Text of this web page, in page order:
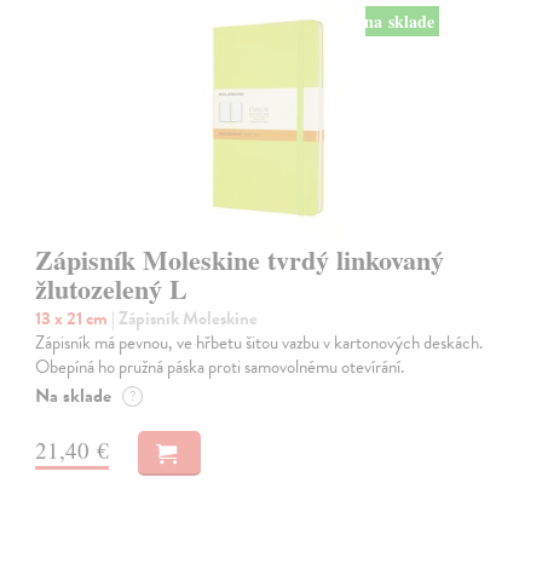
na sklade
Zápisník Moleskine tvrdý linkovaný
žlutozelený L
13 x 21 cm | Zápisník Moleskine
Zápisník má pevnou, ve hřbetu šitou vazbu v kartonových deskách.
Obepíná ho pružná páska proti samovolnému otevírání.
Na sklade ?
21,40 €